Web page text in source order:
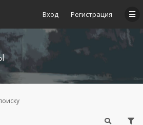
Вход Регистрация